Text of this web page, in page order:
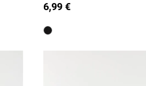
6,99 €